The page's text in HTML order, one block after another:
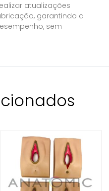
atualizações
garantindo a
sem